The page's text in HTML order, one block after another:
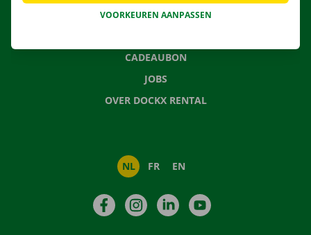
VEELGESTELDE VRAGEN
CADEAUBON
JOBS
OVER DOCKX RENTAL
NL FR EN
FacebookInstagramLinkedIn
VOORKEUREN AANPASSEN